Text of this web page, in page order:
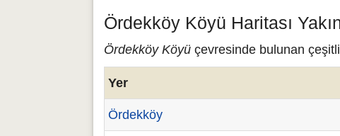
Ördekköy Köyü Haritası
Ördekköy Köyü çevresinde bulunan
Yer
Ördekköy